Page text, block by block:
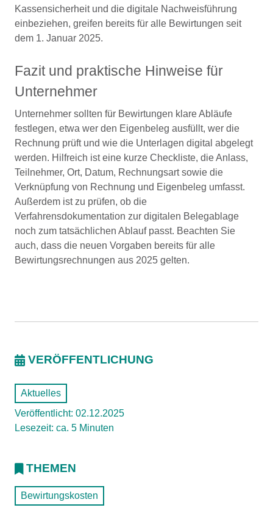
Kassensicherheit und die digitale Nachweisführung
einbeziehen, greifen bereits für alle Bewirtungen seit
dem 1. Januar 2025.
Fazit und praktische Hinweise für
Unternehmer
Unternehmer sollten für Bewirtungen klare Abläufe
festlegen, etwa wer den Eigenbeleg ausfüllt, wer die
Rechnung prüft und wie die Unterlagen digital abgelegt
werden. Hilfreich ist eine kurze Checkliste, die Anlass,
Teilnehmer, Ort, Datum, Rechnungsart sowie die
Verknüpfung von Rechnung und Eigenbeleg umfasst.
Außerdem ist zu prüfen, ob die
Verfahrensdokumentation zur digitalen Belegablage
noch zum tatsächlichen Ablauf passt. Beachten Sie
auch, dass die neuen Vorgaben bereits für alle
Bewirtungsrechnungen aus 2025 gelten.
VERÖFFENTLICHUNG
Aktuelles
Veröffentlicht: 02.12.2025
Lesezeit: ca. 5 Minuten
THEMEN
Bewirtungskosten